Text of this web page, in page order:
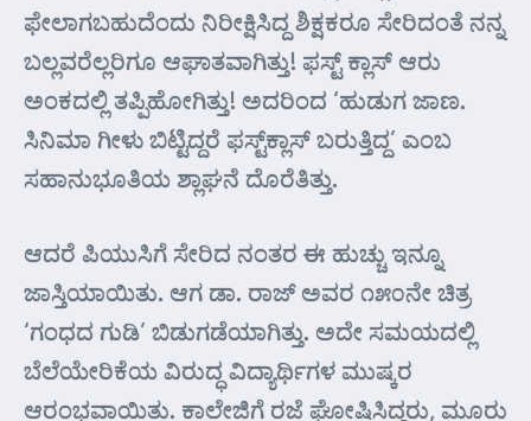
ಫೇಲಾಗಬಹುದೆಂದು ನಿರೀಕ್ಷಿಸಿದ್ದ ಶಿಕ್ಷಕರೂ ಸೇರಿದಂತೆ ನನ್ನ
ಬಲ್ಲವರೆಲ್ಲರಿಗೂ ಆಘಾತವಾಗಿತ್ತು! ಫಸ್ಟ್ ಕ್ಲಾಸ್ ಆರು
ಅಂಕದಲ್ಲಿ ತಪ್ಪಿಹೋಗಿತ್ತು! ಅದರಿಂದ ‘ಹುಡುಗ ಜಾಣ.
ಸಿನಿಮಾ ಗೀಳು ಬಿಟ್ಟಿದ್ದರೆ ಫಸ್ಟ್‌ಕ್ಲಾಸ್ ಬರುತ್ತಿದ್ದ’ ಎಂಬ
ಸಹಾನುಭೂತಿಯ ಶ್ಲಾಘನೆ ದೊರೆತಿತ್ತು.
ಆದರೆ ಪಿಯುಸಿಗೆ ಸೇರಿದ ನಂತರ ಈ ಹುಚ್ಚು ಇನ್ನೂ
ಜಾಸ್ತಿಯಾಯಿತು. ಆಗ ಡಾ. ರಾಜ್ ಅವರ ೧೫೦ನೇ ಚಿತ್ರ
‘ಗಂಧದ ಗುಡಿ’ ಬಿಡುಗಡೆಯಾಗಿತ್ತು. ಅದೇ ಸಮಯದಲ್ಲಿ
ಬೆಲೆಯೇರಿಕೆಯ ವಿರುದ್ಧ ವಿದ್ಯಾರ್ಥಿಗಳ ಮುಷ್ಕರ
ಆರಂಭವಾಯಿತು. ಕಾಲೇಜಿಗೆ ರಜೆ ಘೋಷಿಸಿದ್ದರು, ಮೂರು